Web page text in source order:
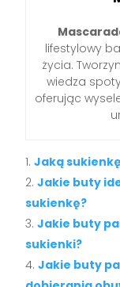
lifestylowy
życia.
wiedza
oferując
Jaką
Jakie buty
sukienkę?
Jakie buty
sukienki?
Jakie buty